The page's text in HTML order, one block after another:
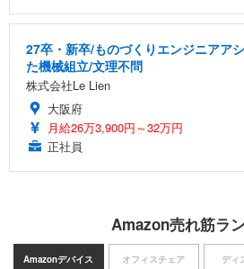
27卒・新卒/ものづくりエンジニアア
た機械組立/文理不問
株式会社Le Lien
大阪府
月給26万3,900円～32万円
正社員
Amazon売れ筋ラ
Amazonデバイス オフィスチェア ディ